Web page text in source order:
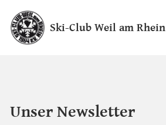
Ski-Club Weil am Rhein
Unser Newsletter